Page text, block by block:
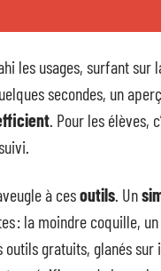
les usages, surfant sur
secondes, un
. Pour les élèves,
à cesoutils. Un
: la moindre coquille,
outils gratuits, glanés